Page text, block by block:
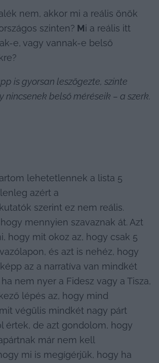
nem, akkor mi a reális önök
szinten? Mi a reális itt
e, vagy vannak-e belső
is gyorsan leszögezte, szinte
nincsenek belső méréseik – a szerk.
lehetetlennek a lista 5
azért a
szerint ez nem reális.
mennyien szavaznak át. Azt
hogy mit okoz az, hogy csak 5
és azt is nehéz, hogy
az a narratíva van mindkét
nem nyer a Fidesz vagy a Tisza,
lépés az, hogy mind
végülis mindkét nagy párt
értek, de azt gondolom, hogy
már nem kell
mi is megígérjük, hogy ha